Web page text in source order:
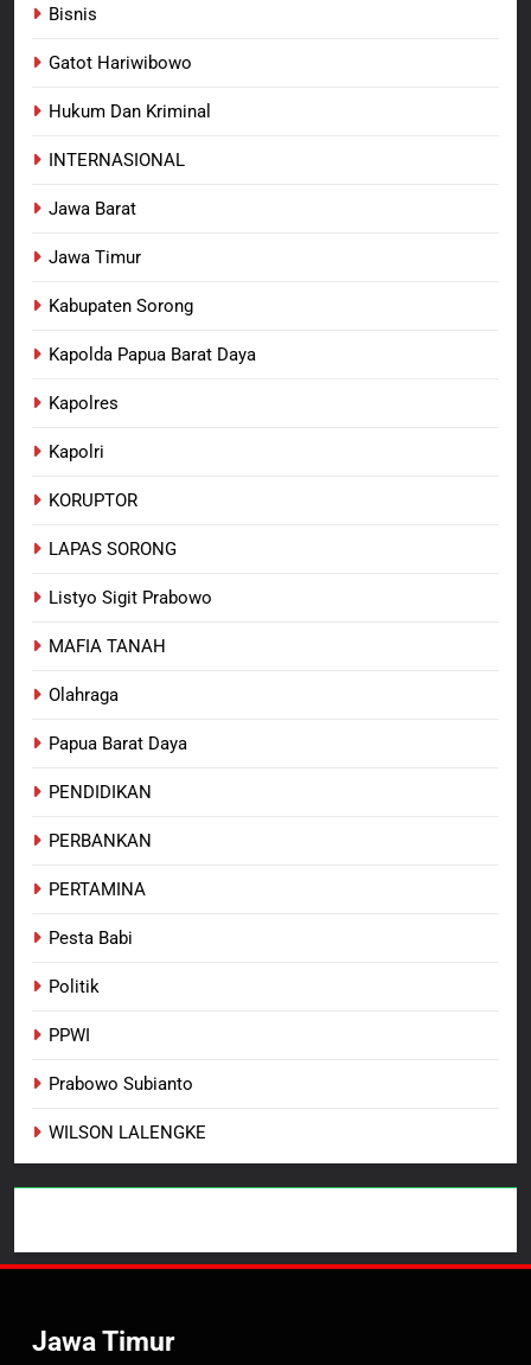
8
Tersangka Judol, Komitmen
BERITA BARU
Bisnis
Gatot Hariwibowo
Hukum Dan Kriminal
INTERNASIONAL
Jawa Barat
Jawa Timur
Kabupaten Sorong
Kapolda Papua Barat Daya
Kapolres
Kapolri
KORUPTOR
LAPAS SORONG
Listyo Sigit Prabowo
MAFIA TANAH
Olahraga
Papua Barat Daya
PENDIDIKAN
PERBANKAN
PERTAMINA
Pesta Babi
Politik
PPWI
Prabowo Subianto
WILSON LALENGKE
Jawa Timur